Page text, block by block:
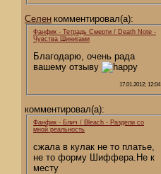
Селен комментировал(а):
Фанфик - Тетрадь Смерти / Death Note -
Чувства Шинигами
Благодарю, очень рада
вашему отзыву
17.01.2012; 12:04
комментировал(а):
Фанфик - Блич / Bleach - Раздели со
мной реальность
сжала в кулак не то платье,
не то форму Шиффера.Не к
месту